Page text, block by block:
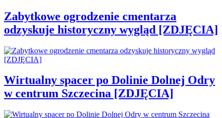
Zabytkowe ogrodzenie cmentarza
odzyskuje historyczny wygląd [ZDJĘCIA]
Wirtualny spacer po Dolinie Dolnej Odry
w centrum Szczecina [ZDJĘCIA]